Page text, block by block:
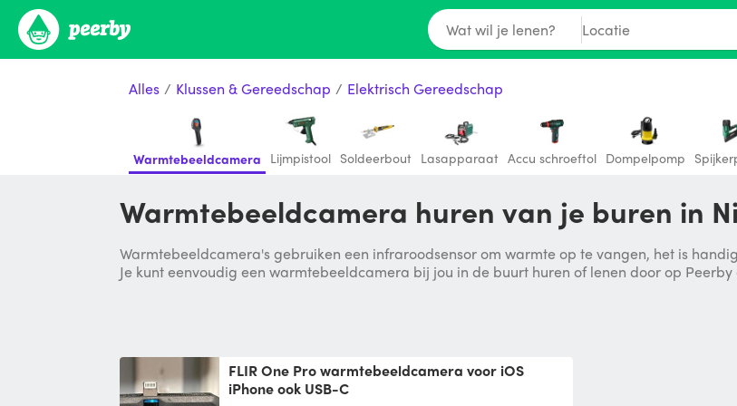
Wat wil je lenen? Locatie
Alles / Klussen & Gereedschap / Elektrisch Gereedschap
Warmtebeeldcamera Lijmpistool Soldeerbout Lasapparaat Accu schroeftol Dompelpomp
Warmtebeeldcamera huren van je buren in
Warmtebeeldcamera's gebruiken een infraroodsensor om warmte op te vangen, het is
Je kunt eenvoudig een warmtebeeldcamera bij jou in de buurt huren of lenen door op
FLIR One Pro warmtebeeldcamera voor iOS
iPhone ook USB-C